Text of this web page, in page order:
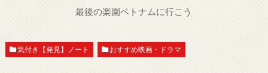
最後の楽園ベトナムに行こう
気付き【発見】ノート おすすめ映画・ドラマ